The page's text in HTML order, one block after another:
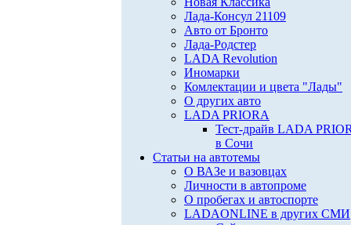
Лада-Консул 21109
Авто от Бронто
Лада-Родстер
LADA Revolution
Иномарки
Комлектации и цвета "Лады"
О других авто
LADA PRIORA
Тест-драйв LADA
в Сочи
Статьи на автотемы
О ВАЗе и вазовцах
Личности в автопроме
О пробегах и автоспорте
LADAONLINE в других СМИ